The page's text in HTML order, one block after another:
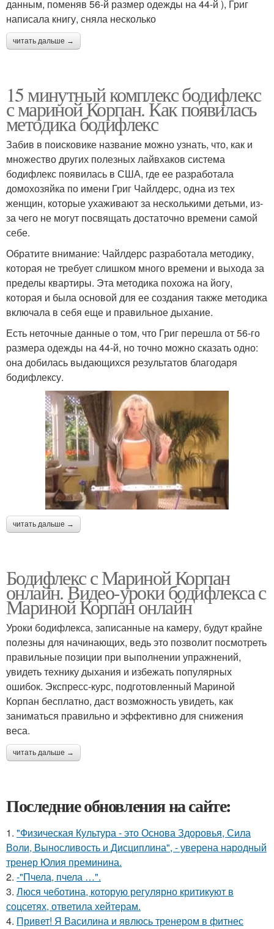
данным, поменяв 56-й размер одежды на 44-й ), Григ
написала книгу, сняла несколько
читать дальше →
15 минутный комплекс бодифлекс
с мариной Корпан. Как появилась
методика бодифлекс
Забив в поисковике название можно узнать, что, как и
множество других полезных лайвхаков система
бодифлекс появилась в США, где ее разработала
домохозяйка по имени Григ Чайлдерс, одна из тех
женщин, которые ухаживают за несколькими детьми, из-
за чего не могут посвящать достаточно времени самой
себе.
Обратите внимание: Чайлдерс разработала методику,
которая не требует слишком много времени и выхода за
пределы квартиры. Эта методика похожа на йогу,
которая и была основой для ее создания также методика
включала в себя еще и правильное дыхание.
Есть неточные данные о том, что Григ перешла от 56-го
размера одежды на 44-й, но точно можно сказать одно:
она добилась выдающихся результатов благодаря
бодифлексу.
читать дальше →
Бодифлекс с Мариной Корпан
онлайн. Видео-уроки бодифлекса с
Мариной Корпан онлайн
Уроки бодифлекса, записанные на камеру, будут крайне
полезны для начинающих, ведь это позволит посмотреть
правильные позиции при выполнении упражнений,
увидеть технику дыхания и избежать популярных
ошибок. Экспресс-курс, подготовленный Мариной
Корпан бесплатно, даст возможность увидеть, как
заниматься правильно и эффективно для снижения
веса.
читать дальше →
Последние обновления на сайте:
1. "Физическая Культура - это Основа Здоровья, Сила
Воли, Выносливость и Дисциплина", - уверена народный
тренер Юлия преминина.
2. -"Пчела, пчела …".
3. Люся чеботина, которую регулярно критикуют в
соцсетях, ответила хейтерам.
4. Привет! Я Василина и явлюсь тренером в фитнес